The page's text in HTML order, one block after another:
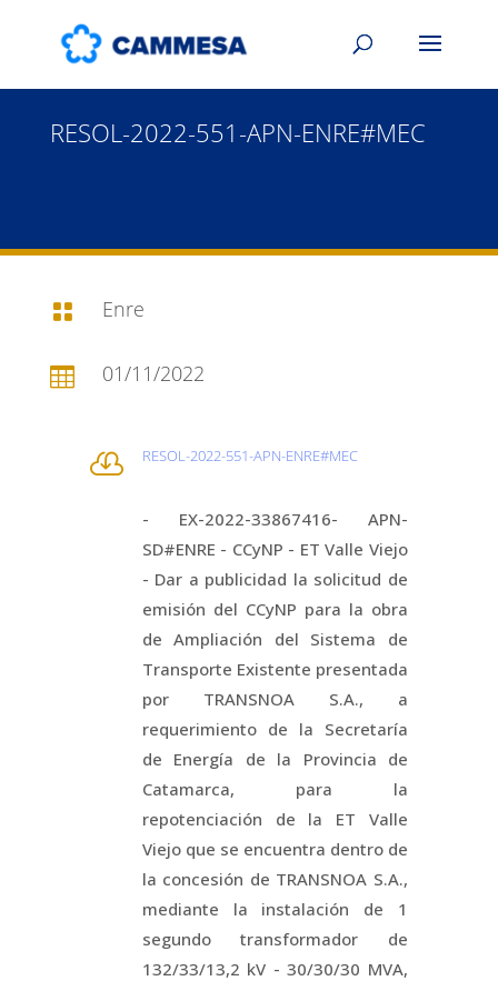
RESOL-2022-551-APN-ENRE#MEC
 Enre
 01/11/2022
 RESOL-2022-551-APN-ENRE#MEC
- EX-2022-33867416- APN-
SD#ENRE - CCyNP - ET Valle Viejo
- Dar a publicidad la solicitud de
emisión del CCyNP para la obra
de Ampliación del Sistema de
Transporte Existente presentada
por TRANSNOA S.A., a
requerimiento de la Secretaría
de Energía de la Provincia de
Catamarca, para la
repotenciación de la ET Valle
Viejo que se encuentra dentro de
la concesión de TRANSNOA S.A.,
mediante la instalación de 1
segundo transformador de
132/33/13,2 kV - 30/30/30 MVA,